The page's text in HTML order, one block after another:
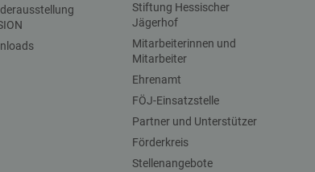
Stiftung Hessischer
Jägerhof
Mitarbeiterinnen und
Mitarbeiter
Ehrenamt
FÖJ-Einsatzstelle
Partner und Unterstützer
Förderkreis
Stellenangebote